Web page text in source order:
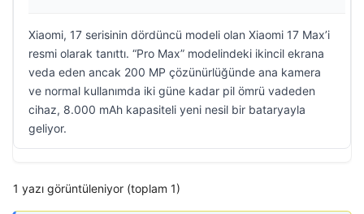
Xiaomi, 17 serisinin dördüncü modeli olan Xiaomi 17 Max’i
resmi olarak tanıttı. “Pro Max” modelindeki ikincil ekrana
veda eden ancak 200 MP çözünürlüğünde ana kamera
ve normal kullanımda iki güne kadar pil ömrü vadeden
cihaz, 8.000 mAh kapasiteli yeni nesil bir bataryayla
geliyor.
1 yazı görüntüleniyor (toplam 1)